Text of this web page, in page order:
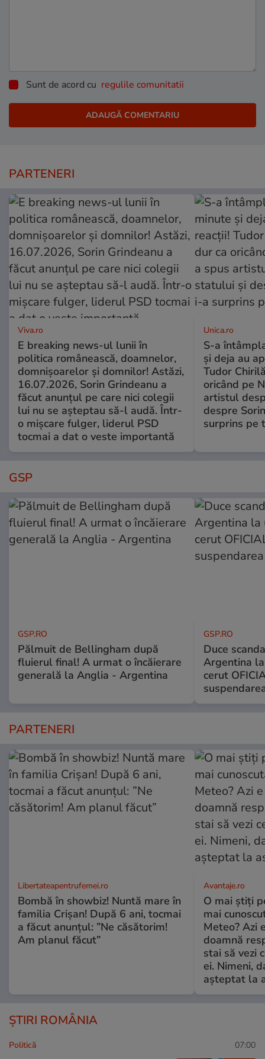
Sunt de acord cu regulile comunitatii
PARTENERI
Viva.ro
E breaking news-ul lunii în
politica românească, doamnelor,
domnișoarelor și domnilor! Astăzi,
16.07.2026, Sorin Grindeanu a
făcut anunțul pe care nici colegii
lui nu se așteptau să-l audă. Într-
o mișcare fulger, liderul PSD
tocmai a dat o veste importantă
Unica.ro
S-a
și deja au
Tudor
oricând pe
artistul
despre
surprins pe
GSP
GSP.RO
Pălmuit de Bellingham după
fluierul final! A urmat o încăierare
generală la Anglia - Argentina
GSP.RO
Duce
Argentina
cerut
PARTENERI
Libertateapentrufemei.ro
Bombă în showbiz! Nuntă mare în
familia Crișan! După 6 ani, tocmai
a făcut anunțul: ”Ne căsătorim!
Am planul făcut”
Avantaje.ro
O mai știți
mai
Meteo? Azi
doamnă
stai să vezi
ei. Nimeni,
așteptat la
ȘTIRI ROMÂNIA
Politică 07:00